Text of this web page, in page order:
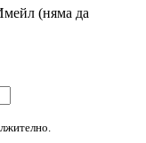
(няма да